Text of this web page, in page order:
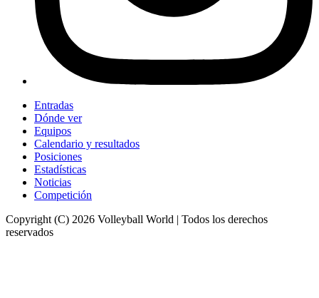
Entradas
Dónde ver
Equipos
Calendario y resultados
Posiciones
Estadísticas
Noticias
Competición
Copyright (C) 2026 Volleyball World | Todos los derechos
reservados